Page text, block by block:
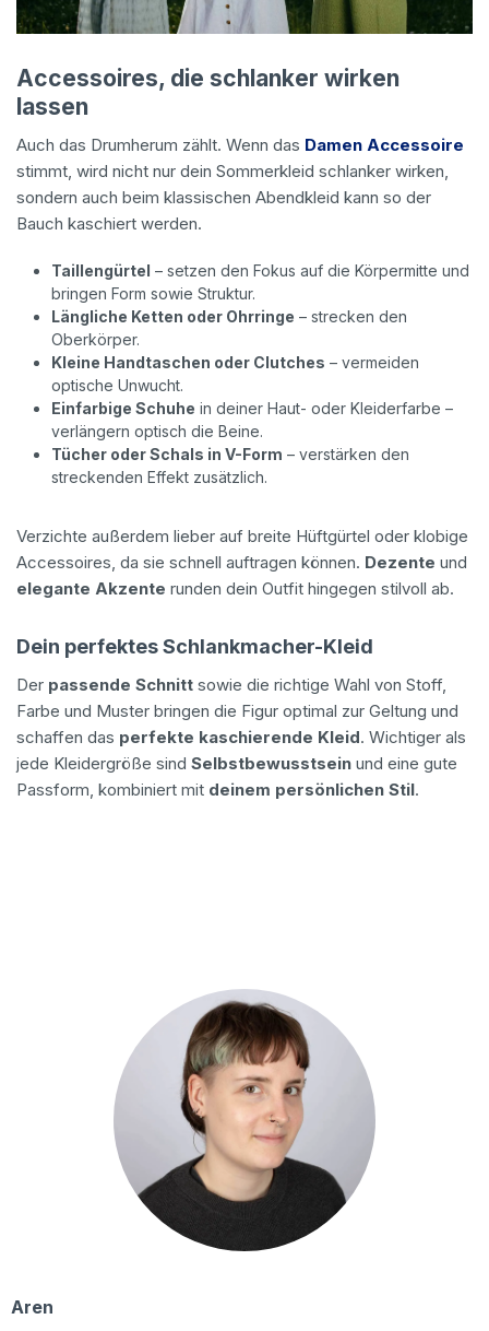
Accessoires, die schlanker wirken
lassen
Auch das Drumherum zählt. Wenn das Damen Accessoire
stimmt, wird nicht nur dein Sommerkleid schlanker wirken,
sondern auch beim klassischen Abendkleid kann so der
Bauch kaschiert werden.
Taillengürtel – setzen den Fokus auf die Körpermitte und
bringen Form sowie Struktur.
Längliche Ketten oder Ohrringe – strecken den
Oberkörper.
Kleine Handtaschen oder Clutches – vermeiden
optische Unwucht.
Einfarbige Schuhe in deiner Haut- oder Kleiderfarbe –
verlängern optisch die Beine.
Tücher oder Schals in V-Form – verstärken den
streckenden Effekt zusätzlich.
Verzichte außerdem lieber auf breite Hüftgürtel oder klobige
Accessoires, da sie schnell auftragen können. Dezente und
elegante Akzente runden dein Outfit hingegen stilvoll ab.
Dein perfektes Schlankmacher-Kleid
Der passende Schnitt sowie die richtige Wahl von Stoff,
Farbe und Muster bringen die Figur optimal zur Geltung und
schaffen das perfekte kaschierende Kleid. Wichtiger als
jede Kleidergröße sind Selbstbewusstsein und eine gute
Passform, kombiniert mit deinem persönlichen Stil.
Aren